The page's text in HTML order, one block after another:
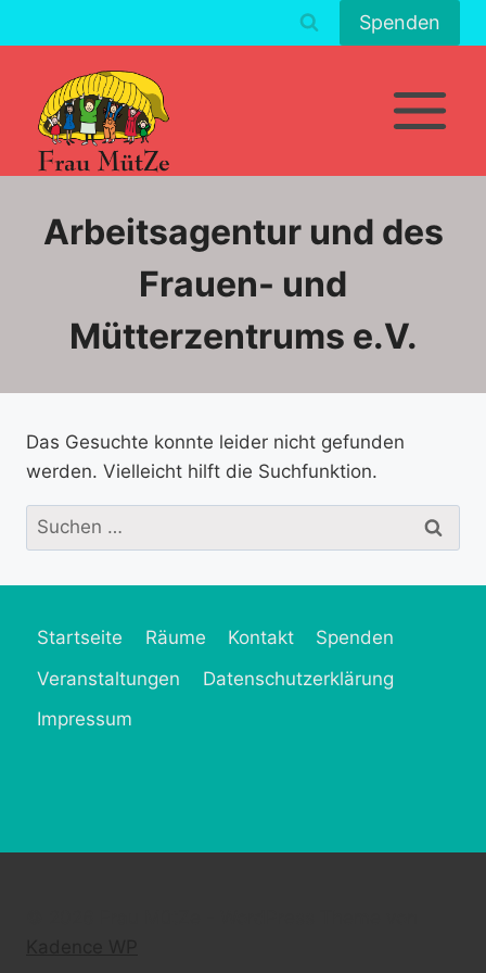
Inhalt
Spenden
Arbeitsagentur und des
Frauen- und
Mütterzentrums e.V.
Das Gesuchte konnte leider nicht gefunden
werden. Vielleicht hilft die Suchfunktion.
Suchen
nach:
Startseite Räume Kontakt
Spenden
Veranstaltungen
Datenschutzerklärung
Impressum